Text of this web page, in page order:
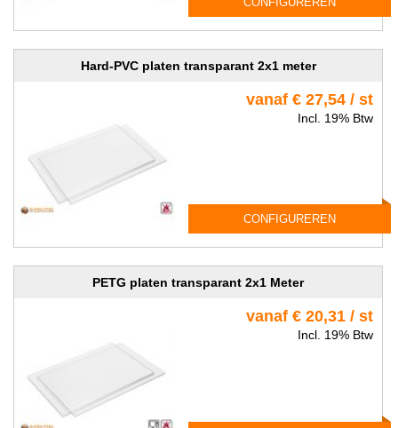
Hard-PVC platen transparant 2x1 meter
vanaf € 27,54 / st
Incl. 19% Btw
CONFIGUREREN
PETG platen transparant 2x1 Meter
vanaf € 20,31 / st
Incl. 19% Btw